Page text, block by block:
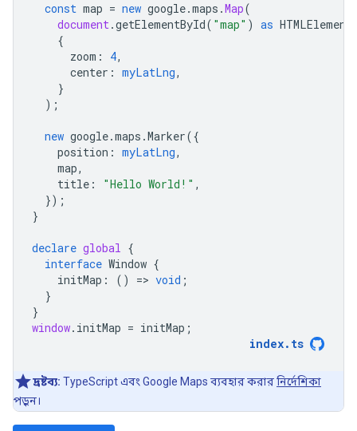
const map = new google.maps .Map(
document.getElementById( "map" ) as HTMLElement
{
zoom : 4,
center : myLatLng,
}
);
new google.maps .Marker({
position : myLatLng,
map,
title : "Hello World!" ,
});
}
declare global {
interface Window {
initMap : () => void ;
}
}
window. initMap = initMap ;
index. ts
দ্রষ্টব্য: TypeScript এবং Google Maps ব্যবহার করারনির্দেশিকা
পড়ুন।